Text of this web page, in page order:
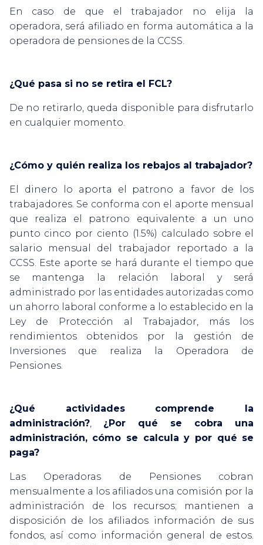
En caso de que el trabajador no elija la
operadora, será afiliado en forma automática a la
operadora de pensiones de la CCSS.
¿Qué pasa si no se retira el FCL?
De no retirarlo, queda disponible para disfrutarlo
en cualquier momento.
¿Cómo y quién realiza los rebajos al trabajador?
El dinero lo aporta el patrono a favor de los
trabajadores. Se conforma con el aporte mensual
que realiza el patrono equivalente a un uno
punto cinco por ciento (1.5%) calculado sobre el
salario mensual del trabajador reportado a la
CCSS. Este aporte se hará durante el tiempo que
se mantenga la relación laboral y será
administrado por las entidades autorizadas como
un ahorro laboral conforme a lo establecido en la
Ley de Protección al Trabajador, más los
rendimientos obtenidos por la gestión de
Inversiones que realiza la Operadora de
Pensiones.
¿Qué actividades comprende la
administración?, ¿Por qué se cobra una
administración, cómo se calcula y por qué se
paga?
Las Operadoras de Pensiones cobran
mensualmente a los afiliados una comisión por la
administración de los recursos; mantienen a
disposición de los afiliados información de sus
fondos, así como información general de estos.